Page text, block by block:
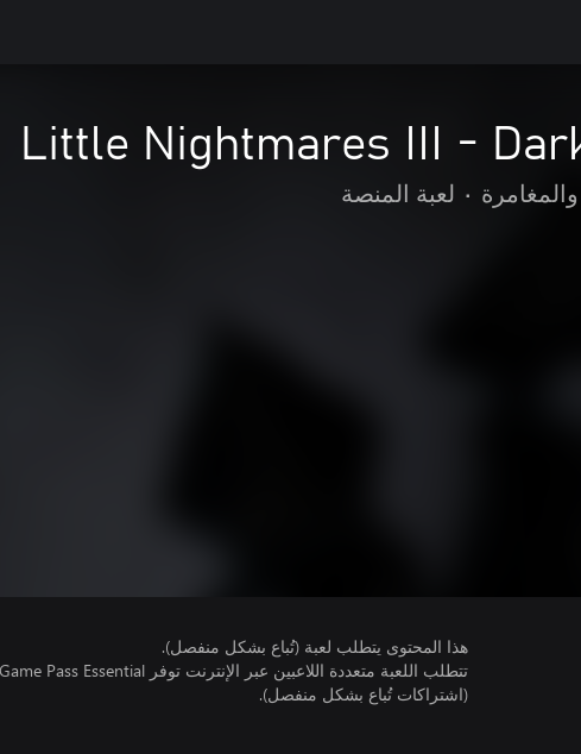
Little Nightmares III -
• لعبة المنصة
هذا المحتوى يتطلب لعبة (تُباع بشكل منفصل).
(اشتراكات تُباع بشكل منفصل).